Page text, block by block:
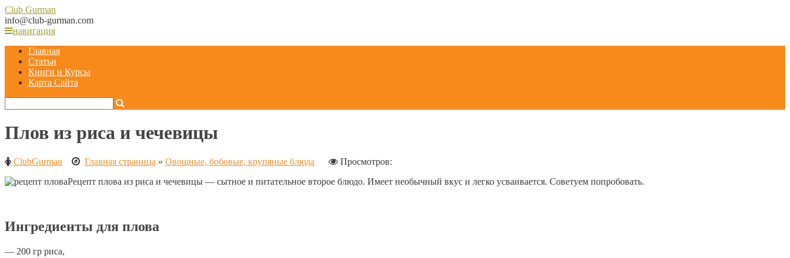
Club Gurman
info@club-gurman.com
навигация
Главная
Статьи
Книги и Курсы
Карта Сайта
Плов из риса и чечевицы
ClubGurman Главная страница » Овощные, бобовые, крупяные блюда
Просмотров:
Рецепт плова из риса и чечевицы — сытное и питательное второе блюдо. Имеет необычный вкус и легко усваивается. Советуем попробовать.
Ингредиенты для плова
— 200 гр риса,